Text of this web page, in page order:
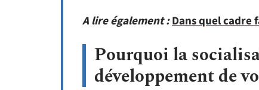
A lire également :Dans quel cadre
Pourquoi la
développement de